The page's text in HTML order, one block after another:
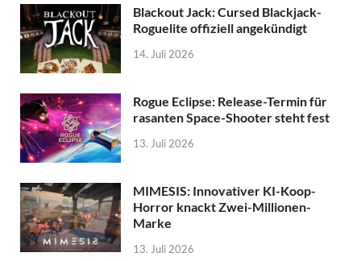
Blackout Jack: Cursed Blackjack-
Roguelite offiziell angekündigt
14. Juli 2026
Rogue Eclipse: Release-Termin für
rasanten Space-Shooter steht fest
13. Juli 2026
MIMESIS: Innovativer KI-Koop-
Horror knackt Zwei-Millionen-
Marke
13. Juli 2026